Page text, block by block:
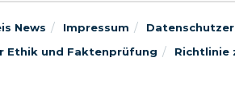
News Impressum
Ethik und Faktenprüfung
Richtlinie